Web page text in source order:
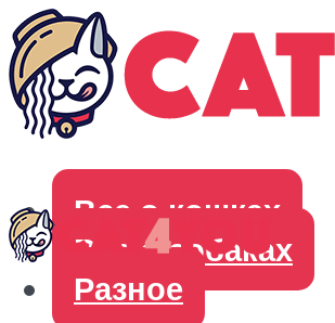
Все о кошках
Все о собаках
Разное